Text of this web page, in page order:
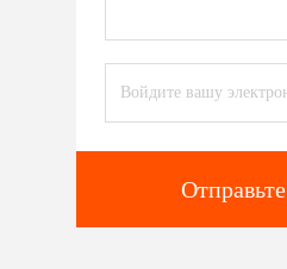
Отправьте